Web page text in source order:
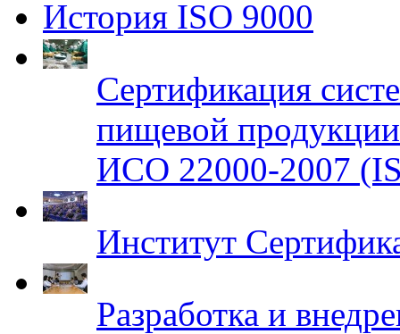
История ISO 9000
Сертификация
пищевой
ИСО 22000-2007
Институт
Разработка и